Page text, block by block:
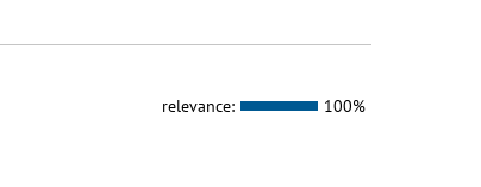
relevance: 100%